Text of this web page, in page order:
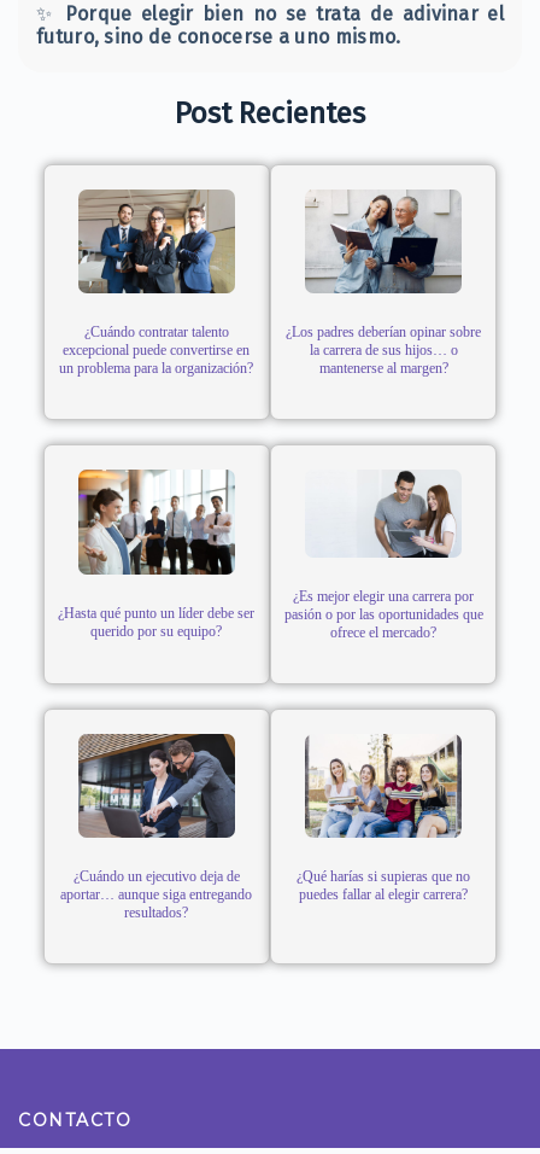
✨
Porque elegir bien no se trata de adivinar el
futuro, sino de conocerse a uno mismo.
Post Recientes
¿Cuándo contratar talento
excepcional puede convertirse en
un problema para la organización?
¿Los padres deberían opinar sobre
la carrera de sus hijos… o
mantenerse al margen?
¿Hasta qué punto un líder debe ser
querido por su equipo?
¿Es mejor elegir una carrera por
pasión o por las oportunidades que
ofrece el mercado?
¿Cuándo un ejecutivo deja de
aportar… aunque siga entregando
resultados?
¿Qué harías si supieras que no
puedes fallar al elegir carrera?
CONTACTO